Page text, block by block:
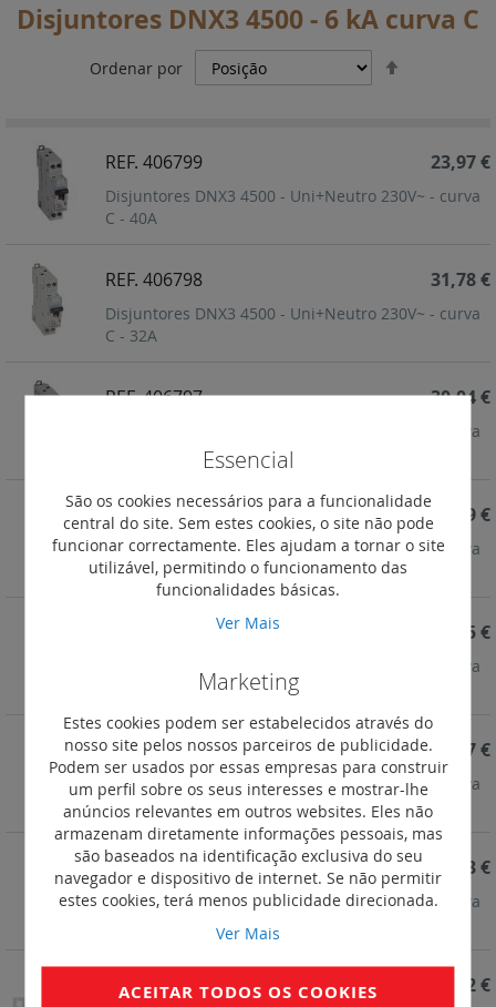
Disjuntores DNX3 4500 - 6 kA curva C
Ordenar por
REF. 406799
Disjuntores DNX3 4500 - Uni+Neutro 230V~ - curva
C - 40A
23,97 €
REF. 406798
Disjuntores DNX3 4500 - Uni+Neutro 230V~ - curva
C - 32A
31,78 €
REF. 406797
Disjuntores DNX3 4500 - Uni+Neutro 230V~ - curva
30,04 €
REF. 406796
Disjuntores DNX3 4500 - Uni+Neutro 230V~ - curva
C - 20A
28,89 €
Disjuntores DNX3 4500 - Uni+Neutro 230V~ - curva
27,15 €
REF. 406793
Disjuntores DNX3 4500 - Uni+Neutro 230V~ - curva
C - 10A
28,77 €
REF. 406791
Disjuntores DNX3 4500 - Uni+Neutro 230V~ - curva
32,43 €
REF. 406789 34,72 €
Essencial
São os cookies necessários para a funcionalidade
central do site. Sem estes cookies, o site não pode
funcionar correctamente. Eles ajudam a tornar o site
utilizável, permitindo o funcionamento das
funcionalidades básicas.
Ver Mais
Marketing
Estes cookies podem ser estabelecidos através do
nosso site pelos nossos parceiros de publicidade.
Podem ser usados por essas empresas para construir
um perfil sobre os seus interesses e mostrar-lhe
anúncios relevantes em outros websites. Eles não
armazenam diretamente informações pessoais, mas
são baseados na identificação exclusiva do seu
navegador e dispositivo de internet. Se não permitir
estes cookies, terá menos publicidade direcionada.
Ver Mais
ACEITAR TODOS OS COOKIES